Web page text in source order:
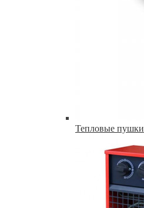
Тепловые пушки